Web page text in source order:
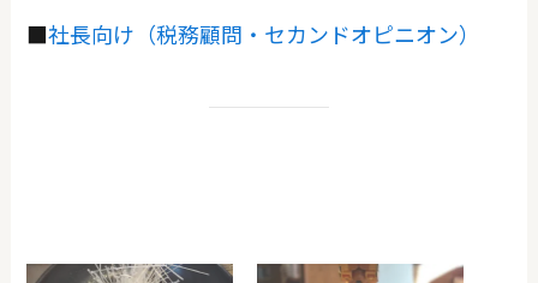
■社長向け（税務顧問・セカンドオピニオン）